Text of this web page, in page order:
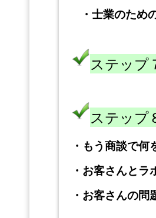
・ 士業のため
ステッ
ステッ
・ もう商談で何
・ お客さんとラ
・ お客さんの問